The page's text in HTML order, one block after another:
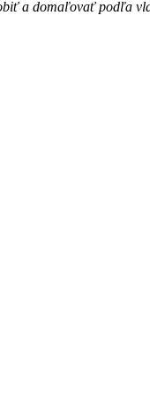
a domaľovať podľa